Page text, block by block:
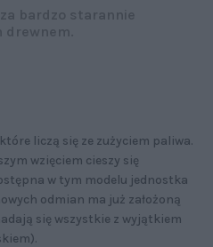
liczą się ze zużyciem paliwa.
wzięciem cieszy się
w tym modelu jednostka
odmian ma już założoną
się wszystkie z wyjątkiem